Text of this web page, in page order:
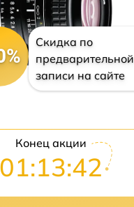
Скидка по
предварительной
записи на сайте
Конец акции
01:13:41